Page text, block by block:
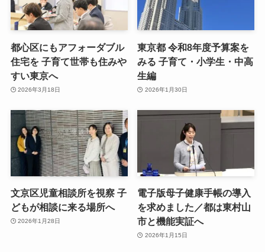
都心区にもアフォーダブル
住宅を 子育て世帯も住みや
すい東京へ
2026年3月18日
東京都 令和8年度予算案を
みる 子育て・小学生・中高
生編
2026年1月30日
文京区児童相談所を視察 子
どもが相談に来る場所へ
2026年1月28日
電子版母子健康手帳の導入
を求めました／都は東村山
市と機能実証へ
2026年1月15日